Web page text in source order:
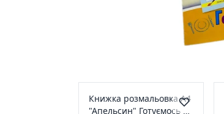
Книжка розмальовка А4
"Апельсин" Готуємось до